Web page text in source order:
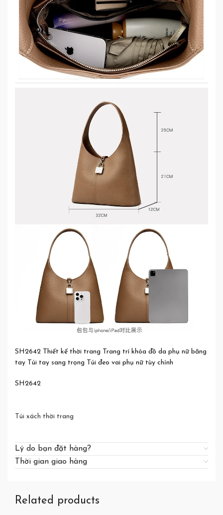
SH2642 Thiết kế thời trang Trang trí khóa đồ da phụ nữ băng
tay Túi tay sang trọng Túi đeo vai phụ nữ tùy chỉnh
SH2642
Túi xách thời trang
Lý do bạn đặt hàng?
Thời gian giao hàng
Related products